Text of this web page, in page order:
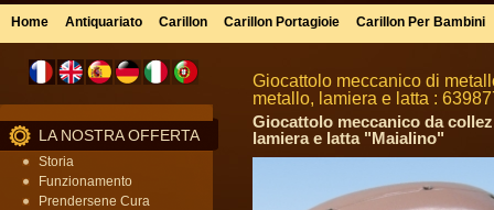
Home Antiquariato Carillon Carillon Portagioie Carillon Per Bambini
LA NOSTRA OFFERTA
Storia
Funzionamento
Prendersene Cura
Giocattolo meccanico di
metallo, lamiera e latta :
Giocattolo meccanico da
lamiera e latta "Maialino"